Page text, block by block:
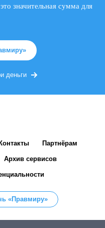
значительная сумма для
деньги
Контакты Партнёрам
Архив сервисов
«Правмиру»